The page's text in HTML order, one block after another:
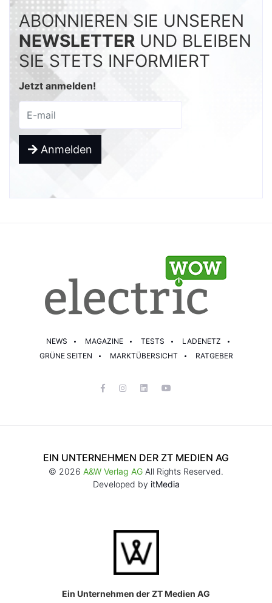
ABONNIEREN SIE UNSEREN
NEWSLETTER UND BLEIBEN
SIE STETS INFORMIERT
Jetzt anmelden!
Anmelden
NEWS MAGAZINE TESTS
LADENETZ
GRÜNE SEITEN
MARKTÜBERSICHT RATGEBER
EIN UNTERNEHMEN DER ZT MEDIEN AG
© 2026 A&W Verlag AG All Rights Reserved.
Developed by itMedia
Ein Unternehmen der ZT Medien AG